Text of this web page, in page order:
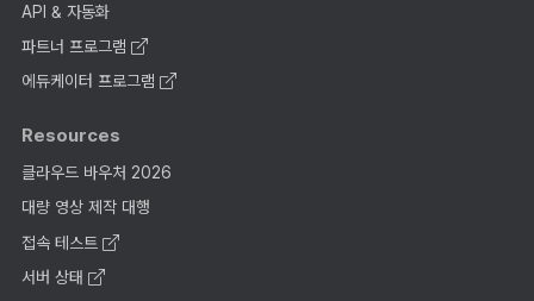
API & 자동화
파트너 프로그램
에듀케이터 프로그램
Resources
클라우드 바우처 2026
대량 영상 제작 대행
접속 테스트
서버 상태